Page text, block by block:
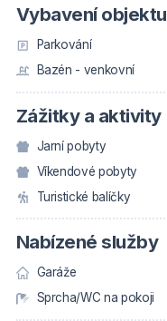
Vybavení objektu
Parkování
Bazén - venkovní
Zážitky a aktivity
Jarní pobyty
Víkendové pobyty
Turistické balíčky
Nabízené služby
Garáže
Sprcha/WC na pokoji